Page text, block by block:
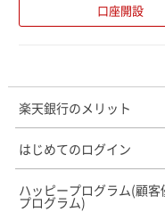
口座開設
楽天銀行のメリット
はじめてのログイン
ハッピープログラム(顧客
プログラム)